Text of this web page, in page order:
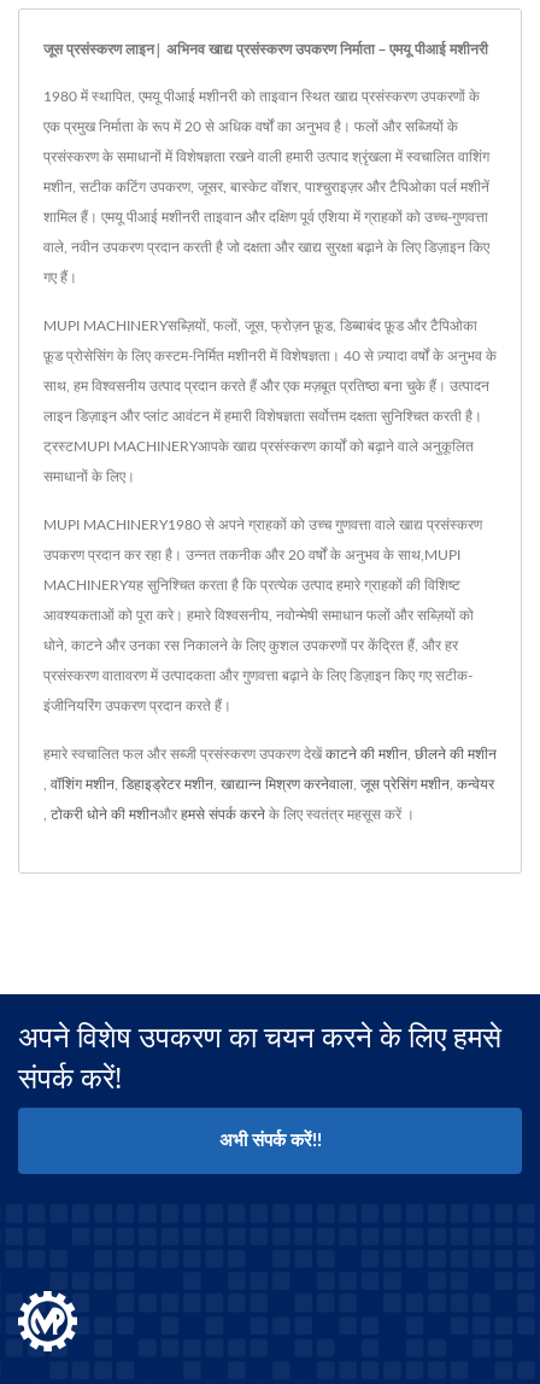
जूस प्रसंस्करण लाइन| अभिनव खाद्य प्रसंस्करण उपकरण निर्माता – एमयू पीआई मशीनरी
1980 में स्थापित, एमयू पीआई मशीनरी को ताइवान स्थित खाद्य प्रसंस्करण उपकरणों के
एक प्रमुख निर्माता के रूप में 20 से अधिक वर्षों का अनुभव है। फलों और सब्जियों के
प्रसंस्करण के समाधानों में विशेषज्ञता रखने वाली हमारी उत्पाद श्रृंखला में स्वचालित वाशिंग
मशीन, सटीक कटिंग उपकरण, जूसर, बास्केट वॉशर, पाश्चुराइज़र और टैपिओका पर्ल मशीनें
शामिल हैं। एमयू पीआई मशीनरी ताइवान और दक्षिण पूर्व एशिया में ग्राहकों को उच्च-गुणवत्ता
वाले, नवीन उपकरण प्रदान करती है जो दक्षता और खाद्य सुरक्षा बढ़ाने के लिए डिज़ाइन किए
गए हैं।
MUPI MACHINERYसब्ज़ियों, फलों, जूस, फ्रोज़न फ़ूड, डिब्बाबंद फ़ूड और टैपिओका
फ़ूड प्रोसेसिंग के लिए कस्टम-निर्मित मशीनरी में विशेषज्ञता। 40 से ज़्यादा वर्षों के अनुभव के
साथ, हम विश्वसनीय उत्पाद प्रदान करते हैं और एक मज़बूत प्रतिष्ठा बना चुके हैं। उत्पादन
लाइन डिज़ाइन और प्लांट आवंटन में हमारी विशेषज्ञता सर्वोत्तम दक्षता सुनिश्चित करती है।
ट्रस्टMUPI MACHINERYआपके खाद्य प्रसंस्करण कार्यों को बढ़ाने वाले अनुकूलित
समाधानों के लिए।
MUPI MACHINERY1980 से अपने ग्राहकों को उच्च गुणवत्ता वाले खाद्य प्रसंस्करण
उपकरण प्रदान कर रहा है। उन्नत तकनीक और 20 वर्षों के अनुभव के साथ,MUPI
MACHINERYयह सुनिश्चित करता है कि प्रत्येक उत्पाद हमारे ग्राहकों की विशिष्ट
आवश्यकताओं को पूरा करे। हमारे विश्वसनीय, नवोन्मेषी समाधान फलों और सब्ज़ियों को
धोने, काटने और उनका रस निकालने के लिए कुशल उपकरणों पर केंद्रित हैं, और हर
प्रसंस्करण वातावरण में उत्पादकता और गुणवत्ता बढ़ाने के लिए डिज़ाइन किए गए सटीक-
इंजीनियरिंग उपकरण प्रदान करते हैं।
हमारे स्वचालित फल और सब्जी प्रसंस्करण उपकरण देखेंकाटने की मशीन छीलने की मशीन
वॉशिंग मशीन डिहाइड्रेटर मशीन खाद्यान्न मिश्रण करनेवाला जूस प्रेसिंग मशीन कन्वेयर
टोकरी धोने की मशीनऔरहमसे संपर्क करने के लिए स्वतंत्र महसूस करें ।
अपने विशेष उपकरण का चयन करने के लिए हमसे
संपर्क करें!
अभी संपर्क करें!!